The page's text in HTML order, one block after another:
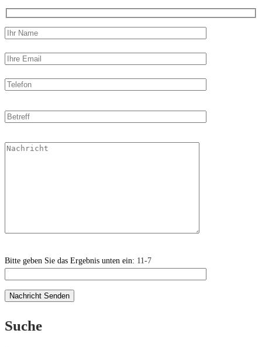
Bitte geben Sie das Ergebnis unten ein: 11-7
Suche